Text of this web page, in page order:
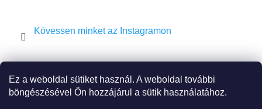
Ez a weboldal sütiket használ. A weboldal további
böngészésével Ön hozzájárul a sütik használatához.
Kövessen minket az Instagramon